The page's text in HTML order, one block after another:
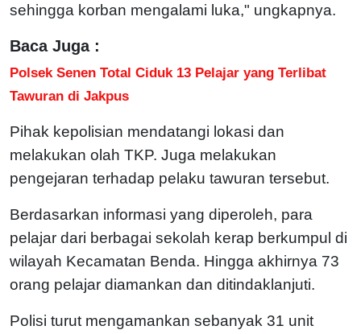
sehingga korban mengalami luka," ungkapnya.
Baca Juga :
Polsek Senen Total Ciduk 13 Pelajar yang Terlibat
Tawuran di Jakpus
Pihak kepolisian mendatangi lokasi dan
melakukan olah TKP. Juga melakukan
pengejaran terhadap pelaku tawuran tersebut.
Berdasarkan informasi yang diperoleh, para
pelajar dari berbagai sekolah kerap berkumpul di
wilayah Kecamatan Benda. Hingga akhirnya 73
orang pelajar diamankan dan ditindaklanjuti.
Polisi turut mengamankan sebanyak 31 unit